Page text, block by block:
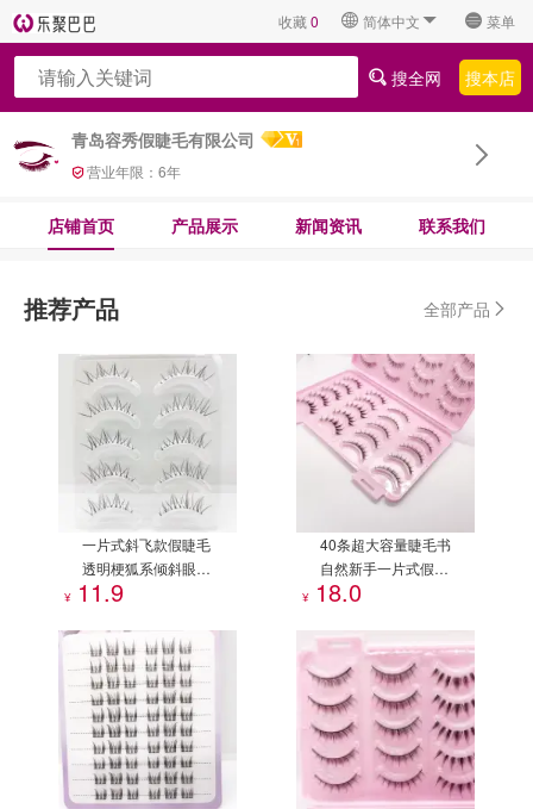
收藏0 简体中文 菜单
青岛容秀假睫毛有限公司
营业年限： 6年
搜全网 搜本店
店铺首页 产品展示 新闻资讯 联系我们
推荐产品 全部产品
一片式斜飞款假睫毛
透明梗狐系倾斜眼毛
拉长款假睫毛
¥ 11.9
40条超大容量睫毛书
自然新手一片式假睫
毛极细透明梗小恶魔
¥ 18.0